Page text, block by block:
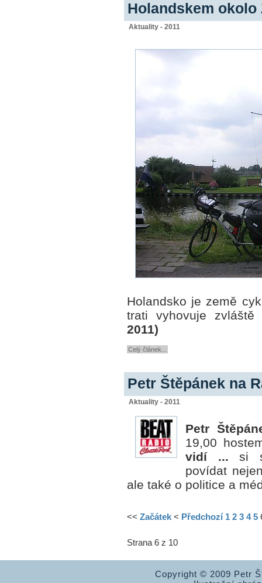
Holandskem okolo
Aktuality - 2011
Holandsko je země
trati vyhovuje
2011)
Celý článek...
Petr Štěpánek na
Aktuality - 2011
Petr
19,00
vidí ... si
povídat
ale také o politice a
<< Začátek < Předchozí 1 2 3 4 5
Strana 6 z 10
Copyright © 2009 Petr